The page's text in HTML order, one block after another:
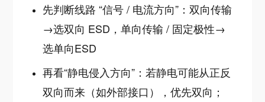
先判断线路 “信号 / 电流方向”：双向传输
→选双向 ESD，单向传输 / 固定极性→
选单向ESD
再看“静电侵入方向”：若静电可能从正反
双向而来（如外部接口），优先双向；